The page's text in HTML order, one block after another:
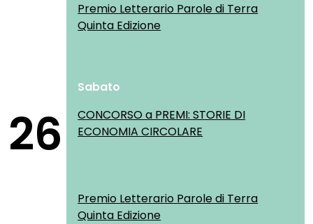
Premio Letterario Parole di Terra
Quinta Edizione
26
Sabato
CONCORSO a PREMI: STORIE DI
ECONOMIA CIRCOLARE
Premio Letterario Parole di Terra
Quinta Edizione